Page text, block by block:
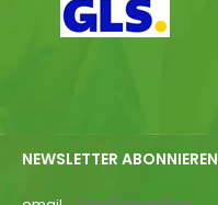
NEWSLETTER ABONNIEREN